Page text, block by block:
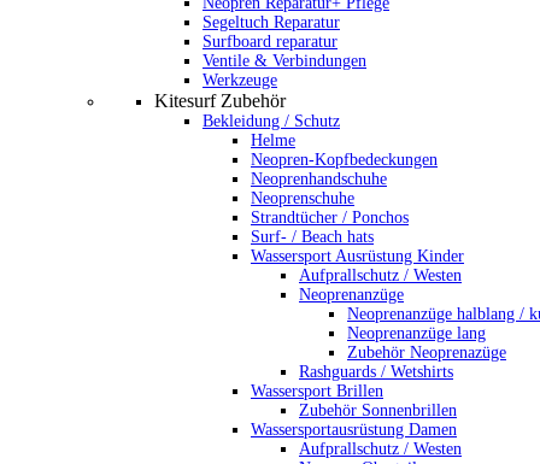
Segeltuch Reparatur
Surfboard reparatur
Ventile & Verbindungen
Werkzeuge
Kitesurf Zubehör
Bekleidung / Schutz
Helme
Neopren-Kopfbedeckungen
Neoprenhandschuhe
Neoprenschuhe
Strandtücher / Ponchos
Surf- / Beach hats
Wassersport Ausrüstung Kinder
Aufprallschutz / Westen
Neoprenanzüge
Neoprenanzüge halblang /
Neoprenanzüge lang
Zubehör Neoprenazüge
Rashguards / Wetshirts
Wassersport Brillen
Zubehör Sonnenbrillen
Wassersportausrüstung Damen
Aufprallschutz / Westen